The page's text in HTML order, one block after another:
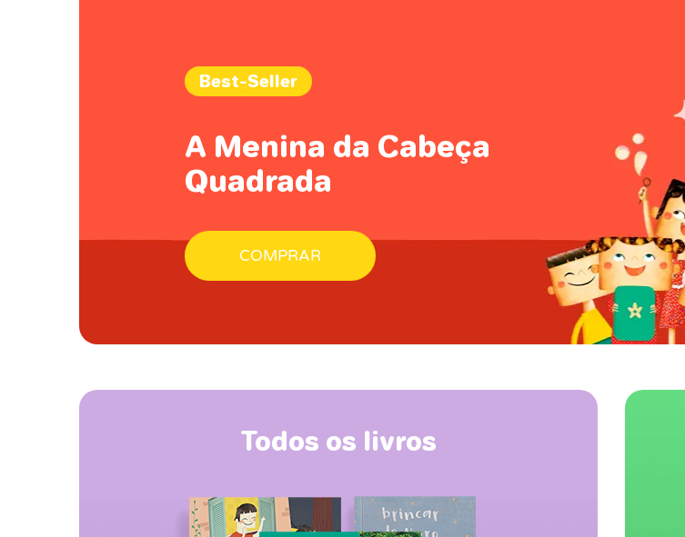
Best-Seller
A Menina da Cabeça
Quadrada
COMPRAR
Todos os livros